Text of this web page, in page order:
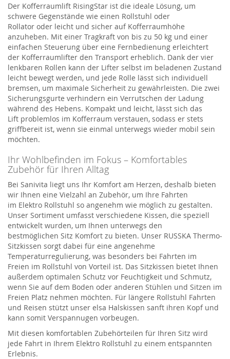
Der Kofferraumlift RisingStar ist die ideale Lösung, um
schwere Gegenstände wie einen Rollstuhl oder
Rollator oder leicht und sicher auf Kofferraumhöhe
anzuheben. Mit einer Tragkraft von bis zu 50 kg und einer
einfachen Steuerung über eine Fernbedienung erleichtert
der Kofferraumlifter den Transport erheblich. Dank der vier
lenkbaren Rollen kann der Lifter selbst im beladenen Zustand
leicht bewegt werden, und jede Rolle lässt sich individuell
bremsen, um maximale Sicherheit zu gewährleisten. Die zwei
Sicherungsgurte verhindern ein Verrutschen der Ladung
während des Hebens. Kompakt und leicht, lässt sich das
Lift problemlos im Kofferraum verstauen, sodass er stets
griffbereit ist, wenn sie einmal unterwegs wieder mobil sein
möchten.
Ihr Wohlbefinden im Fokus – Komfortables
Zubehör für Ihren Alltag
Bei Sanivita liegt uns Ihr Komfort am Herzen, deshalb bieten
wir Ihnen eine Vielzahl an Zubehör, um Ihre Fahrten
im Elektro Rollstuhl so angenehm wie möglich zu gestalten.
Unser Sortiment umfasst verschiedene Kissen, die speziell
entwickelt wurden, um Ihnen unterwegs den
bestmöglichen Sitz Komfort zu bieten. Unser RUSSKA Thermo-
Sitzkissen sorgt dabei für eine angenehme
Temperaturregulierung, was besonders bei Fahrten im
Freien im Rollstuhl von Vorteil ist. Das Sitzkissen bietet Ihnen
außerdem optimalen Schutz vor Feuchtigkeit und Schmutz,
wenn Sie auf dem Boden oder anderen Stühlen und Sitzen im
Freien Platz nehmen möchten. Für längere Rollstuhl Fahrten
und Reisen stützt unser elsa Halskissen sanft ihren Kopf und
kann somit Verspannugen vorbeugen.
Mit diesen komfortablen Zubehörteilen für Ihren Sitz wird
jede Fahrt in Ihrem Elektro Rollstuhl zu einem entspannten
Erlebnis.